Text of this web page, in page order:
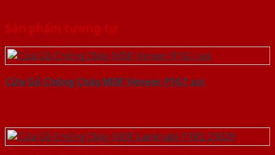
Sản phẩm tương tự
Cửa Gỗ Chống Cháy MDF Veneer P1G1 soi